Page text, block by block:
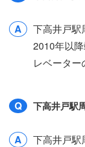
A
下高井戸駅
2010年以
レベータ
Q 下高井戸駅
A
下高井戸駅